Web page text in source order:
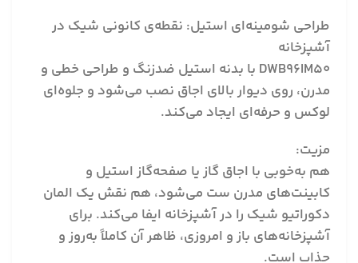
طراحی شومینه‌ای استیل: نقطه‌ی کانونی شیک در
آشپزخانه
DWB96IM50 با بدنه استیل ضدزنگ و طراحی خطی و
مدرن، روی دیوار بالای اجاق نصب می‌شود و جلوه‌ای
لوکس و حرفه‌ای ایجاد می‌کند.
مزیت:
هم به‌خوبی با اجاق گاز یا صفحه‌گاز استیل و
کابینت‌های مدرن ست می‌شود، هم نقش یک المان
دکوراتیو شیک را در آشپزخانه ایفا می‌کند. برای
آشپزخانه‌های باز و امروزی، ظاهر آن کاملاً به‌روز و
جذاب است.